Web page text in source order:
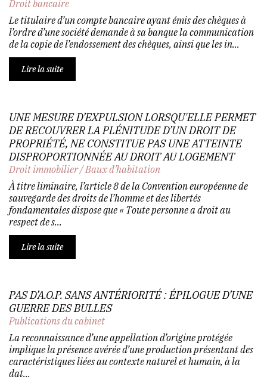
Droit bancaire
Le titulaire d’un compte bancaire ayant émis des chèques à
l’ordre d’une société demande à sa banque la communication
de la copie de l’endossement des chèques, ainsi que les in...
Lire la suite
UNE MESURE D’EXPULSION LORSQU'ELLE PERMET
DE RECOUVRER LA PLÉNITUDE D’UN DROIT DE
PROPRIÉTÉ, NE CONSTITUE PAS UNE ATTEINTE
DISPROPORTIONNÉE AU DROIT AU LOGEMENT
Droit immobilier/Baux d'habitation
À titre liminaire, l’article 8 de la Convention européenne de
sauvegarde des droits de l’homme et des libertés
fondamentales dispose que « Toute personne a droit au
respect de s...
Lire la suite
PAS D’A.O.P. SANS ANTÉRIORITÉ : ÉPILOGUE D’UNE
GUERRE DES BULLES
Publications du cabinet
La reconnaissance d’une appellation d’origine protégée
implique la présence avérée d’une production présentant des
caractéristiques liées au contexte naturel et humain, à la
dat...